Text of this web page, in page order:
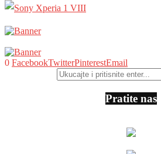
0 FacebookTwitterPinterestEmail
Pratite nas